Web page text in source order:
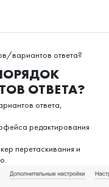
вариантов ответа?
ОТВЕТА?
ответа,
редактирования
перетаскивания и